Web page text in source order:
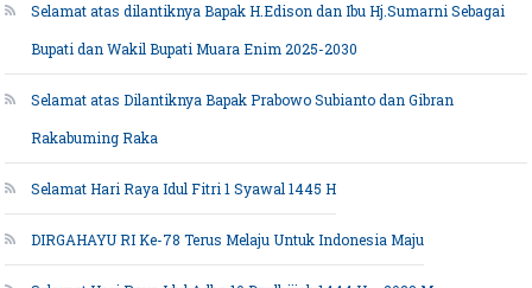
Selamat atas dilantiknya Bapak H.Edison dan Ibu Hj.Sumarni Sebagai
Bupati dan Wakil Bupati Muara Enim 2025-2030
Selamat atas Dilantiknya Bapak Prabowo Subianto dan Gibran
Rakabuming Raka
Selamat Hari Raya Idul Fitri 1 Syawal 1445 H
DIRGAHAYU RI Ke-78 Terus Melaju Untuk Indonesia Maju